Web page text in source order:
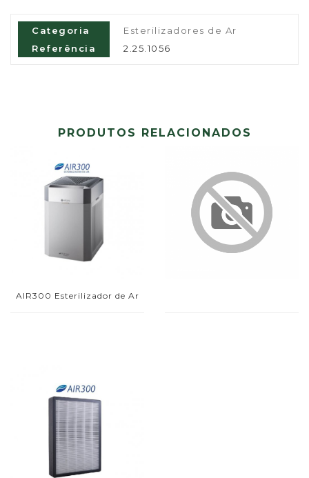
Categoria
Esterilizadores de Ar
Referência
2.25.1056
PRODUTOS RELACIONADOS
AIR300 Esterilizador de Ar